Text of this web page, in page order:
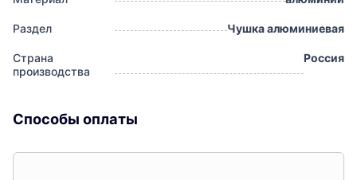
Раздел Чушка алюминиевая
Страна
производства
Россия
Способы оплаты